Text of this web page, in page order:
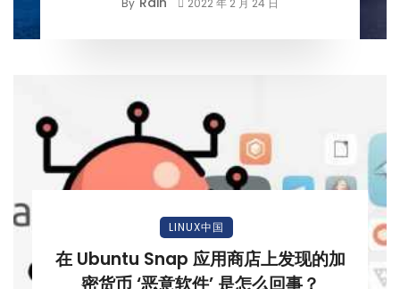
By 2022 年 2 月 24 日
LINUX中国
在 Ubuntu Snap 应用商店上发现的加
密货币 ‘恶意软件’ 是怎么回事？